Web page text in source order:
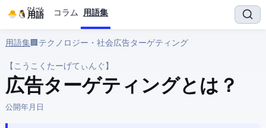
IT用語
ひよぺん コラム 用語集
用語集› 🏢 テクノロジー・社会 › 広告ターゲティング
【こうこくたーげてぃんぐ】
広告ターゲティング とは？
公開:2026年5月29日